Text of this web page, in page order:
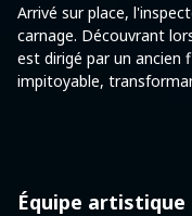
Arrivé sur place,
carnage. Découvrant
est dirigé par un ancien
impitoyable,
Équipe artistique